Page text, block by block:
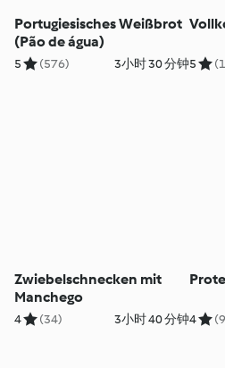
Portugiesisches Weißbrot
(Pão de água)
5 (576) 3小时 30 分钟5
Zwiebelschnecken mit
Manchego
4 (34) 3小时 40 分钟4